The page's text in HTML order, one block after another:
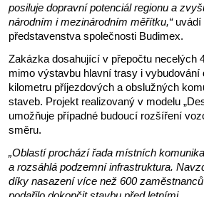
posiluje dopravní potenciál regionu a
národním i mezinárodním měřítku,“uvádí
představenstva společnosti Budimex.
Zakázka dosahující v přepočtu necelých
mimo výstavbu hlavní trasy i vybudování
kilometru příjezdových a obslužných
staveb. Projekt realizovaný v modelu
umožňuje případné budoucí rozšíření
směru.
„Oblastí prochází řada místních
a rozsáhlá podzemní infrastruktura.
díky nasazení více než 600